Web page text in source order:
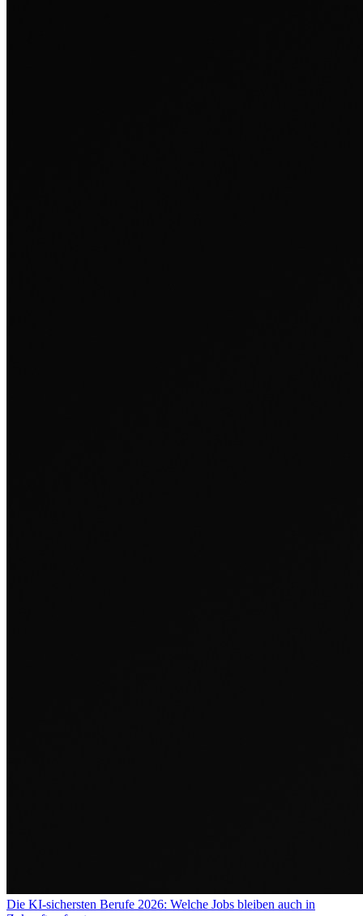
Die KI-sichersten Berufe 2026: Welche Jobs bleiben auch in